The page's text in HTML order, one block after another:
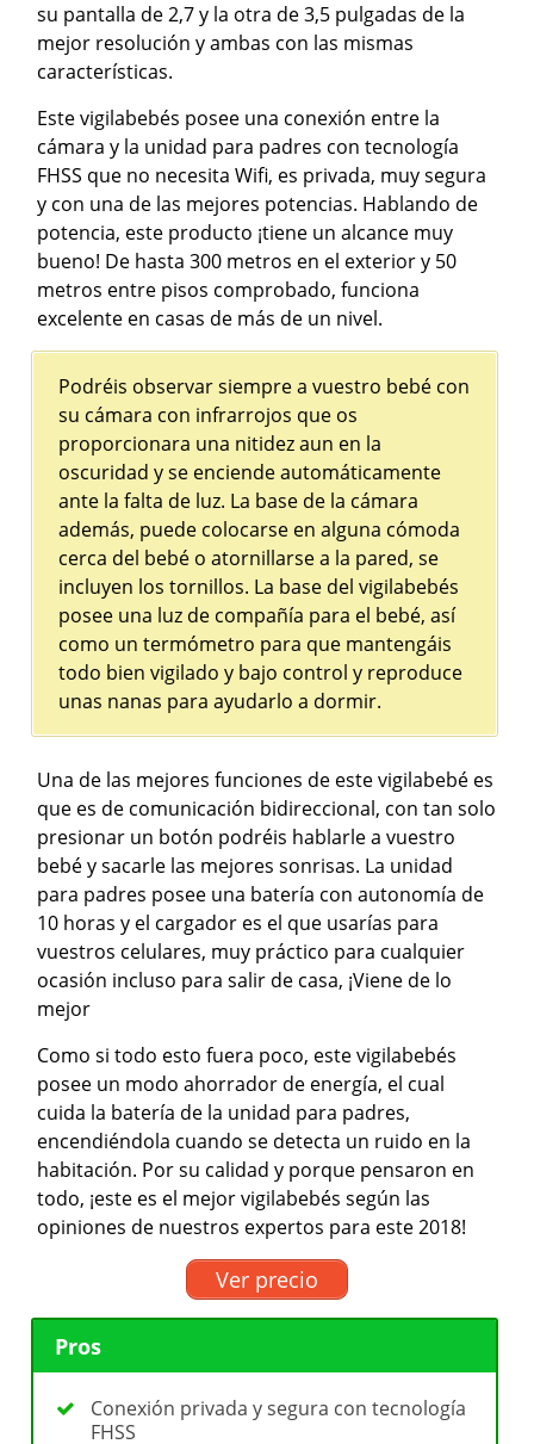
su pantalla de 2,7 y la otra de 3,5 pulgadas de la
mejor resolución y ambas con las mismas
características.
Este vigilabebés posee una conexión entre la
cámara y la unidad para padres con tecnología
FHSS que no necesita Wifi, es privada, muy segura
y con una de las mejores potencias. Hablando de
potencia, este producto ¡tiene un alcance muy
bueno! De hasta 300 metros en el exterior y 50
metros entre pisos comprobado, funciona
excelente en casas de más de un nivel.
Podréis observar siempre a vuestro bebé con
su cámara con infrarrojos que os
proporcionara una nitidez aun en la
oscuridad y se enciende automáticamente
ante la falta de luz. La base de la cámara
además, puede colocarse en alguna cómoda
cerca del bebé o atornillarse a la pared, se
incluyen los tornillos. La base del vigilabebés
posee una luz de compañía para el bebé, así
como un termómetro para que mantengáis
todo bien vigilado y bajo control y reproduce
unas nanas para ayudarlo a dormir.
Una de las mejores funciones de este vigilabebé es
que es de comunicación bidireccional, con tan solo
presionar un botón podréis hablarle a vuestro
bebé y sacarle las mejores sonrisas. La unidad
para padres posee una batería con autonomía de
10 horas y el cargador es el que usarías para
vuestros celulares, muy práctico para cualquier
ocasión incluso para salir de casa, ¡Viene de lo
mejor
Como si todo esto fuera poco, este vigilabebés
posee un modo ahorrador de energía, el cual
cuida la batería de la unidad para padres,
encendiéndola cuando se detecta un ruido en la
habitación. Por su calidad y porque pensaron en
todo, ¡este es el mejor vigilabebés según las
opiniones de nuestros expertos para este 2018!
Ver precio
Pros
Conexión privada y segura con tecnología
FHSS